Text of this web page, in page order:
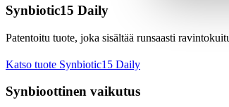
Synbiotic15 Daily
Patentoitu tuote, joka sisältää runsaasti
Katso tuote Synbiotic15 Daily
Synbioottinen vaikutus